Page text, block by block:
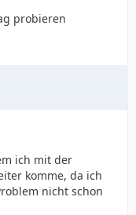
probieren
ich mit der
komme, da ich
nicht schon